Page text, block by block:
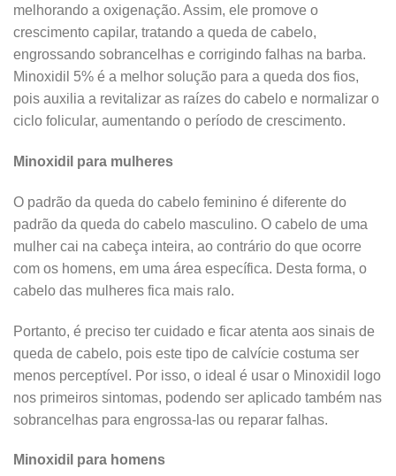
melhorando a oxigenação. Assim, ele promove o
crescimento capilar, tratando a queda de cabelo,
engrossando sobrancelhas e corrigindo falhas na barba.
Minoxidil 5% é a melhor solução para a queda dos fios,
pois auxilia a revitalizar as raízes do cabelo e normalizar o
ciclo folicular, aumentando o período de crescimento.
Minoxidil para mulheres
O padrão da queda do cabelo feminino é diferente do
padrão da queda do cabelo masculino. O cabelo de uma
mulher cai na cabeça inteira, ao contrário do que ocorre
com os homens, em uma área específica. Desta forma, o
cabelo das mulheres fica mais ralo.
Portanto, é preciso ter cuidado e ficar atenta aos sinais de
queda de cabelo, pois este tipo de calvície costuma ser
menos perceptível. Por isso, o ideal é usar o Minoxidil logo
nos primeiros sintomas, podendo ser aplicado também nas
sobrancelhas para engrossa-las ou reparar falhas.
Minoxidil para homens